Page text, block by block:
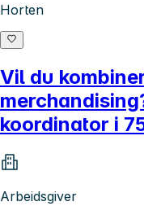
Horten
Vil du
koordinator i
Arbeidsgiver